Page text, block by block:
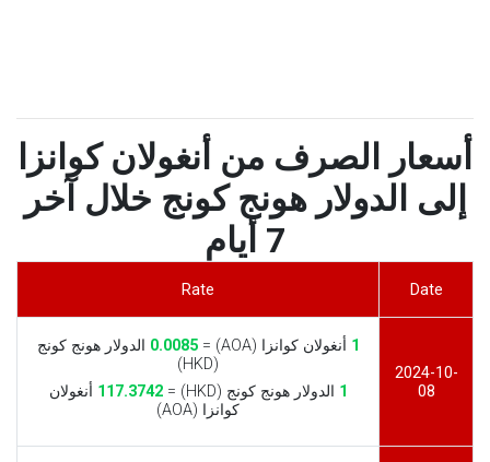
أسعار الصرف من أنغولان كوانزا
إلى الدولار هونج كونج خلال آخر
7 أيام
Date
Rate
2024-10-
08
1 أنغولان كوانزا (AOA) = 0.0085 الدولار هونج كونج
(HKD)
1 الدولار هونج كونج (HKD) = 117.3742 أنغولان
كوانزا (AOA)